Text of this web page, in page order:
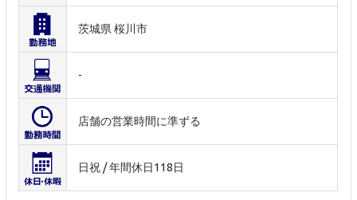
茨城県 桜川市
-
店舗の営業時間に準ずる
日祝 / 年間休日118日